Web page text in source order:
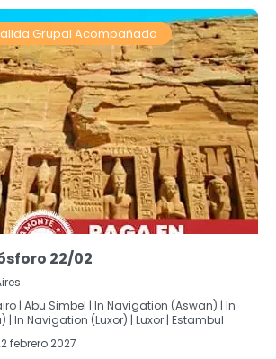
Grupal Acompañada
22/02
| Abu Simbel | In Navigation (Aswan) | In
| In Navigation (Luxor) | Luxor | Estambul
febrero 2027